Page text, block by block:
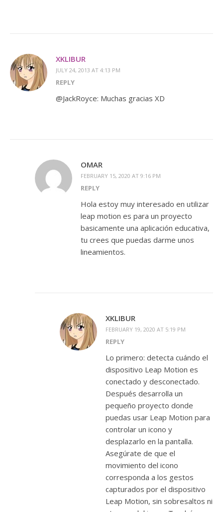
XKLIBUR
JULY 24, 2013 AT 4:13 PM
REPLY
@JackRoyce: Muchas gracias XD
OMAR
FEBRUARY 15, 2020 AT 9:16 PM
REPLY
Hola estoy muy interesado en utilizar
leap motion es para un proyecto
basicamente una aplicación educativa,
tu crees que puedas darme unos
lineamientos.
XKLIBUR
FEBRUARY 19, 2020 AT 5:19 PM
REPLY
Lo primero: detecta cuándo el
dispositivo Leap Motion es
conectado y desconectado.
Después desarrolla un
pequeño proyecto donde
puedas usar Leap Motion para
controlar un icono y
desplazarlo en la pantalla.
Asegúrate de que el
movimiento del icono
corresponda a los gestos
capturados por el dispositivo
Leap Motion, sin sobresaltos ni